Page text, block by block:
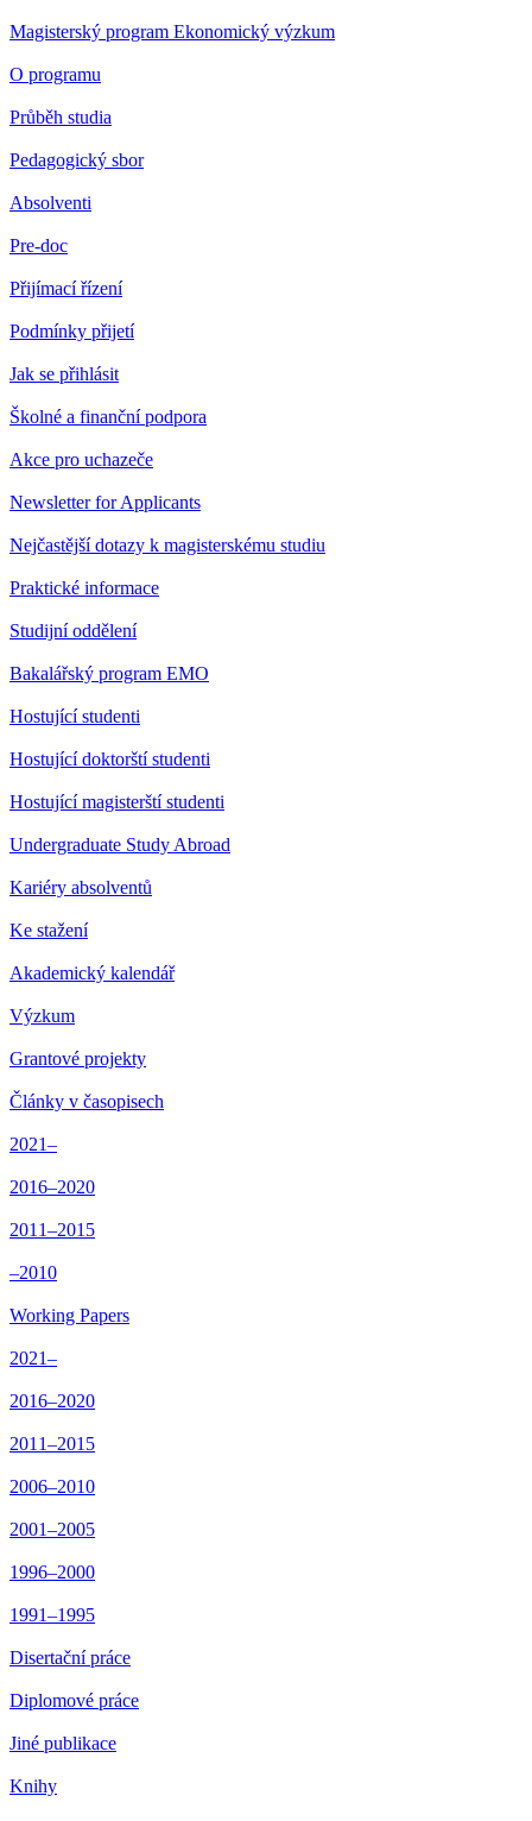
Magisterský program Ekonomický výzkum
O programu
Průběh studia
Pedagogický sbor
Absolventi
Pre-doc
Přijímací řízení
Podmínky přijetí
Jak se přihlásit
Školné a finanční podpora
Akce pro uchazeče
Newsletter for Applicants
Nejčastější dotazy k magisterskému studiu
Praktické informace
Studijní oddělení
Bakalářský program EMO
Hostující studenti
Hostující doktorští studenti
Hostující magisterští studenti
Undergraduate Study Abroad
Kariéry absolventů
Ke stažení
Akademický kalendář
Výzkum
Grantové projekty
Články v časopisech
2021–
2016–2020
2011–2015
–2010
Working Papers
2021–
2016–2020
2011–2015
2006–2010
2001–2005
1996–2000
1991–1995
Disertační práce
Diplomové práce
Jiné publikace
Knihy